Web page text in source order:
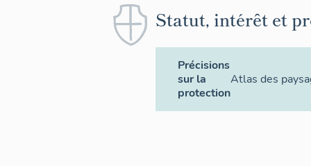
Statut, intérêt et
Précisions
sur la
protection
Atlas des